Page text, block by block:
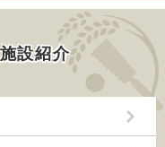
設紹介